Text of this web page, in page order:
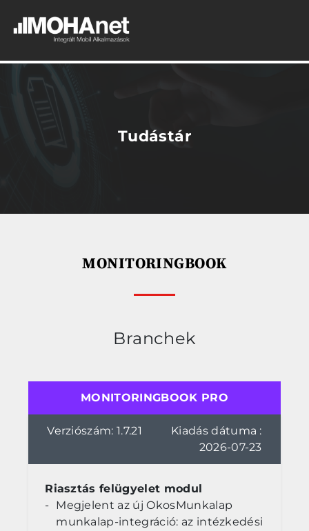
Tudástár
MONITORINGBOOK
Branchek
MONITORINGBOOK PRO
Verziószám: 1.7.21
Kiadás dátuma :
2026-07-23
Riasztás felügyelet modul
Megjelent az új OkosMunkalap
munkalap-integráció: az intézkedési